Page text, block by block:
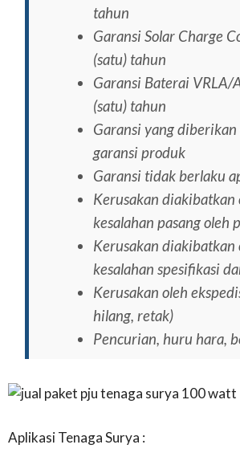
tahun
Garansi Solar Charge
(satu) tahun
Garansi Baterai VRLA/
(satu) tahun
Garansi yang diberikan
garansi produk
Garansi tidak berlaku
Kerusakan diakibatkan
kesalahan pasang oleh
Kerusakan diakibatkan
kesalahan spesifikasi
Kerusakan oleh
hilang, retak)
Pencurian, huru hara,
Aplikasi Tenaga Surya :